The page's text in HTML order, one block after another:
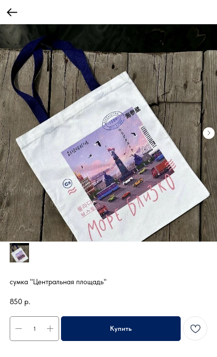
сумка "Центральная площадь"
850 р.
Купить